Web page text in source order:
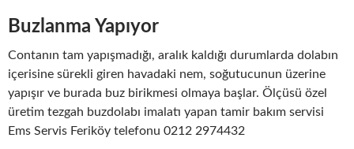
Buzlanma Yapıyor
Contanın tam yapışmadığı, aralık kaldığı durumlarda dolabın
içerisine sürekli giren havadaki nem, soğutucunun üzerine
yapışır ve burada buz birikmesi olmaya başlar. Ölçüsü özel
üretim tezgah buzdolabı imalatı yapan tamir bakım servisi
Ems Servis Feriköy telefonu 0212 2974432